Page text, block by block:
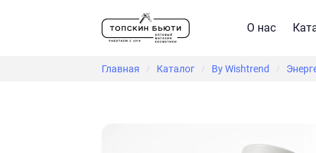
О нас
Главная / Каталог / By Wishtrend /